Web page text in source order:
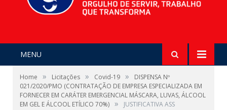
MENU
Home » Licitações » Covid-19 »
DISPENSA Nº
021/2020/PMO (CONTRATAÇÃO DE EMPRESA ESPECIALIZADA EM
FORNECER EM CARÁTER EMERGENCIAL MÁSCARA, LUVAS, ÁLCOOL
EM GEL E ÁLCOOL ETÍLICO 70%) » JUSTIFICATIVA ASS